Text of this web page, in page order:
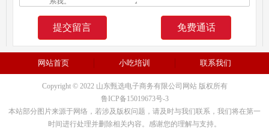
免费通话
网站首页 小吃培训 联系我们
Copyright © 2022 山东甄选电子商务有限公司网站 版权所有
鲁ICP备15019673号-3
本站部分图片来源于网络，若涉及版权问题，请及时与我们联系，我们将在第一
时间进行处理并删除相关内容。感谢您的理解与支持。